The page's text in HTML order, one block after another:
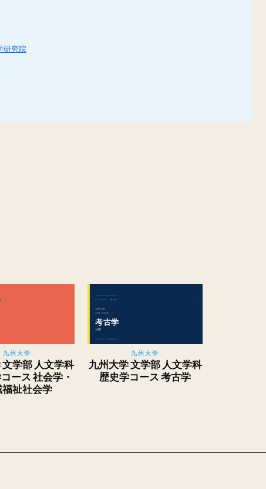
研究院
九州大学
学部 人文学科
ース 社会学・
祉社会学
九州大学
九州大学 文学部 人文学科
歴史学コース 考古学